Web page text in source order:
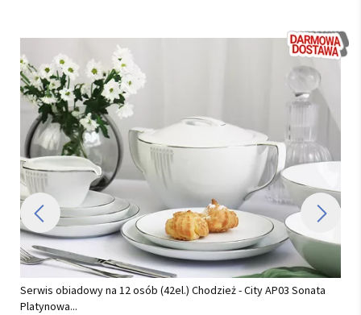
Serwis obiadowy na 12 osób (42el.) Chodzież - City AP03 Sonata
Platynowa...